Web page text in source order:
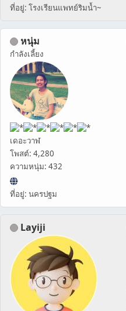
ที่อยู่: โรงเรียนแพทย์ริมน้ำ~
หนุ่ม
กำลังเลี้ยง
เดอะวาฬ
โพสต์: 4,280
ความหนุ่ม: 432
ที่อยู่: นครปฐม
Layiji